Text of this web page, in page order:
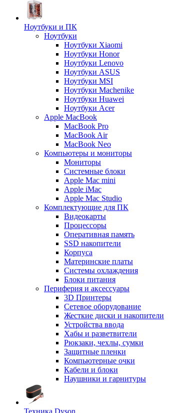
Ноутбуки и ПК
Ноутбуки
Ноутбуки Xiaomi
Ноутбуки Honor
Ноутбуки Lenovo
Ноутбуки ASUS
Ноутбуки MSI
Ноутбуки Machenike
Ноутбуки Huawei
Ноутбуки Acer
Apple MacBook
MacBook Pro
MacBook Air
MacBook Neo
Компьютеры и мониторы
Мониторы
Системные блоки
Apple Mac mini
Apple iMac
Apple Mac Studio
Комплектующие для ПК
Видеокарты
Процессоры
Оперативная память
SSD накопители
Корпуса
Материнские платы
Системы охлаждения
Блоки питания
Периферия и аксессуары
3D Принтеры
Сетевое оборудование
Жесткие диски и накопители
Устройства ввода
Хабы и разветвители
Рюкзаки, чехлы, сумки
Защитные пленки
Компьютерные очки
Кабели и блоки
Наушники и гарнитуры
Техника Dyson